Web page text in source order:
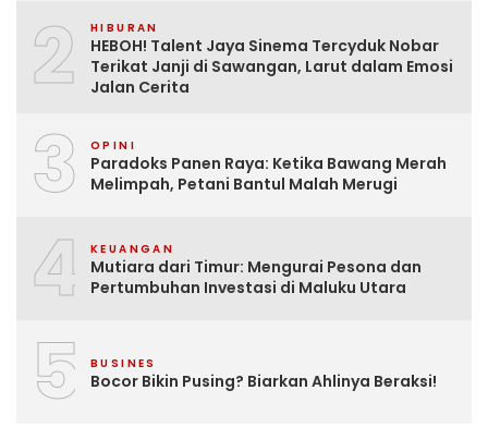
2 HIBURAN
HEBOH! Talent Jaya Sinema Tercyduk Nobar
Terikat Janji di Sawangan, Larut dalam Emosi
Jalan Cerita
3 OPINI
Paradoks Panen Raya: Ketika Bawang Merah
Melimpah, Petani Bantul Malah Merugi
4 KEUANGAN
Mutiara dari Timur: Mengurai Pesona dan
Pertumbuhan Investasi di Maluku Utara
5 BUSINES
Bocor Bikin Pusing? Biarkan Ahlinya Beraksi!